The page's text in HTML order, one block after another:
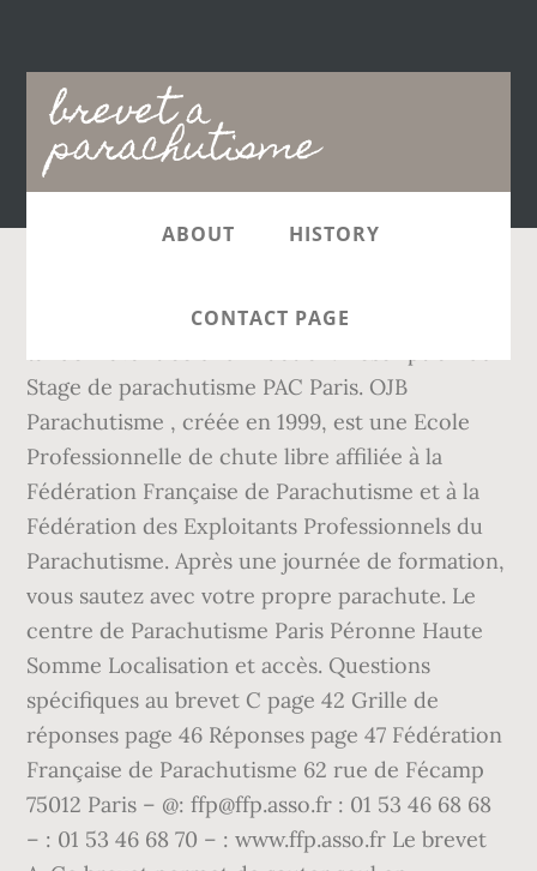
brevet a
parachutisme
Main
navigation
ABOUT HISTORY
CONTACT PAGE
Il n’est pas nécessaire d’effectuer un saut en
Stage de parachutisme PAC Paris. OJB
Parachutisme , créée en 1999, est une Ecole
Professionnelle de chute libre affiliée à la
Fédération Française de Parachutisme et à la
Fédération des Exploitants Professionnels du
Parachutisme. Après une journée de formation,
vous sautez avec votre propre parachute. Le
centre de Parachutisme Paris Péronne Haute
Somme Localisation et accès. Questions
spécifiques au brevet C page 42 Grille de
réponses page 46 Réponses page 47 Fédération
Française de Parachutisme 62 rue de Fécamp
75012 Paris – @: ffp@ffp.asso.fr : 01 53 46 68 68
– : 01 53 46 68 70 – : www.ffp.asso.fr Le brevet